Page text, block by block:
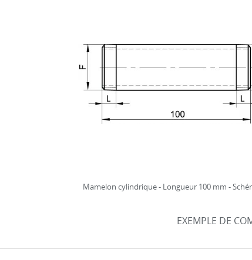
Mamelon cylindrique - Longueur 100 mm -
EXEMPLE DE